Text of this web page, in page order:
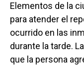
Elementos de la
para atender el
ocurrido en las
durante la tarde.
que la persona